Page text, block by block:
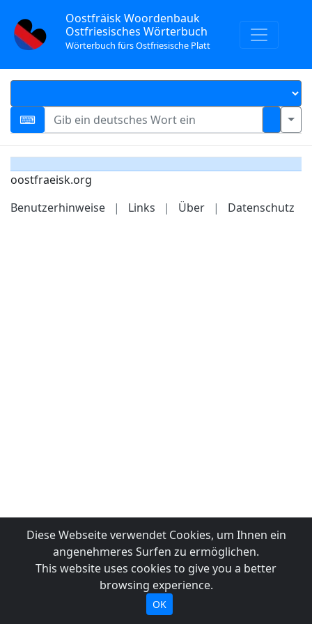
Oostfräisk Woordenbauk
Ostfriesisches Wörterbuch
Wörterbuch fürs Ostfriesische Platt
oostfraeisk.org
Benutzerhinweise
| Links | Über | Datenschutz
Diese Webseite verwendet Cookies, um Ihnen ein
angenehmeres Surfen zu ermöglichen.
This website uses cookies to give you a better
browsing experience.
OK